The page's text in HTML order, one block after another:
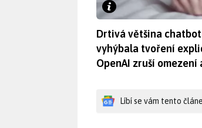
Drtivá většina
vyhýbala tvoření
OpenAI zruší
Líbí se vám tento